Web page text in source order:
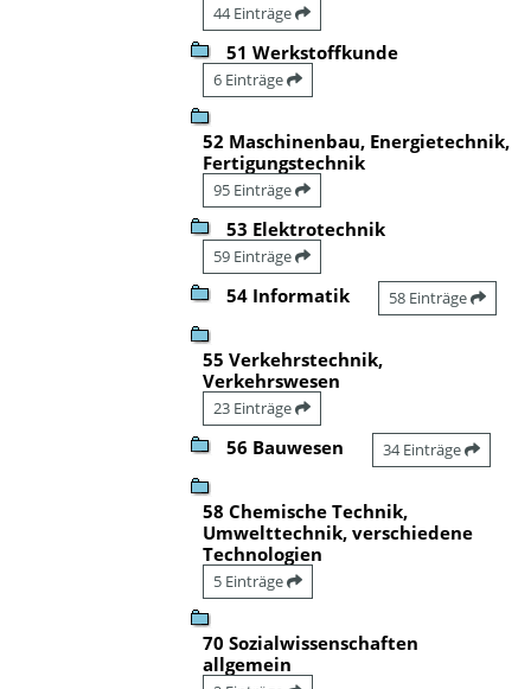
44 Einträge
51 Werkstoffkunde
6 Einträge
52 Maschinenbau, Energietechnik,
Fertigungstechnik
95 Einträge
53 Elektrotechnik
59 Einträge
54 Informatik 58 Einträge
55 Verkehrstechnik,
Verkehrswesen
23 Einträge
56 Bauwesen 34 Einträge
58 Chemische Technik,
Umwelttechnik, verschiedene
Technologien
5 Einträge
70 Sozialwissenschaften
allgemein